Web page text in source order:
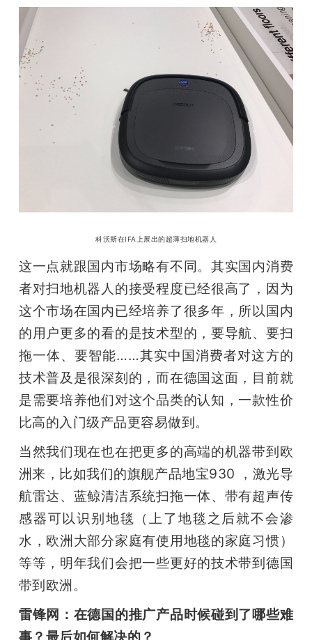
科沃斯在IFA上展出的超薄扫地机器人
这一点就跟国内市场略有不同。其实国内消费
者对扫地机器人的接受程度已经很高了，因为
这个市场在国内已经培养了很多年，所以国内
的用户更多的看的是技术型的，要导航、要扫
拖一体、要智能……其实中国消费者对这方的
技术普及是很深刻的，而在德国这面，目前就
是需要培养他们对这个品类的认知，一款性价
比高的入门级产品更容易做到。
当然我们现在也在把更多的高端的机器带到欧
洲来，比如我们的旗舰产品地宝930 ，激光导
航雷达、蓝鲸清洁系统扫拖一体、带有超声传
感器可以识别地毯（上了地毯之后就不会渗
水，欧洲大部分家庭有使用地毯的家庭习惯）
等等，明年我们会把一些更好的技术带到德国
带到欧洲。
雷锋网：在德国的推广产品时候碰到了哪些难